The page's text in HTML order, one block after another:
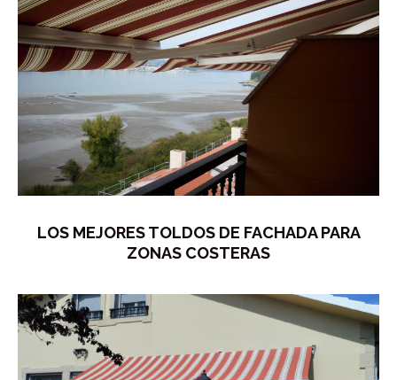
LOS MEJORES TOLDOS DE FACHADA PARA
ZONAS COSTERAS